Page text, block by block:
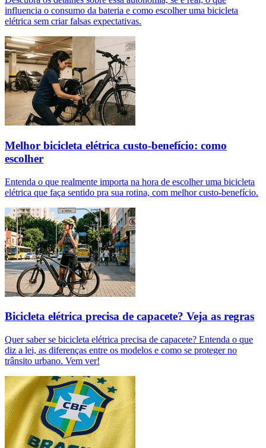
influencia o consumo da bateria e como escolher uma bicicleta
elétrica sem criar falsas expectativas.
Melhor bicicleta elétrica custo-benefício: como
escolher
Entenda o que realmente importa na hora de escolher uma bicicleta
elétrica que faça sentido pra sua rotina, com melhor custo-benefício.
Bicicleta elétrica precisa de capacete? Veja as regras
Quer saber se bicicleta elétrica precisa de capacete? Entenda o que
diz a lei, as diferenças entre os modelos e como se proteger no
trânsito urbano. Vem ver!